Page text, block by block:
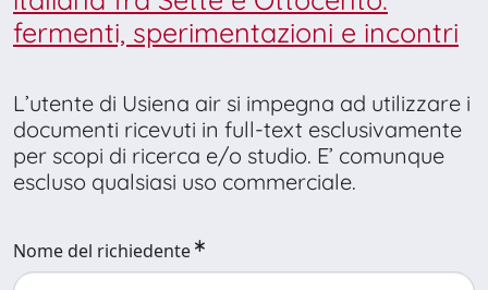
fermenti, sperimentazioni e incontri
L’utente di Usiena air si impegna ad utilizzare i
documenti ricevuti in full-text esclusivamente
per scopi di ricerca e/o studio. E’ comunque
escluso qualsiasi uso commerciale.
Nome del richiedente